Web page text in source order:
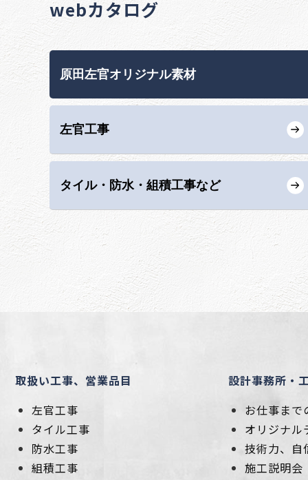
webカタログ
原田左官オリジナル素材
左官工事
タイル・防水・組積工事など
取扱い工事、営業品目
左官工事
タイル工事
防水工事
組積工事
設計事務所・
お仕事まで
オリジナル
技術力、自
施工説明会